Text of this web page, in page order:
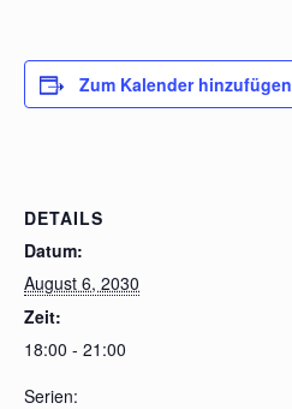
Zum Kalender hinzufügen
DETAILS
Datum:
August 6, 2030
Zeit:
18:00 - 21:00
Serien: